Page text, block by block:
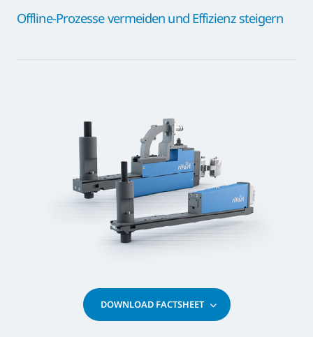
Offline-Prozesse vermeiden und Effizienz steigern
DOWNLOAD FACTSHEET